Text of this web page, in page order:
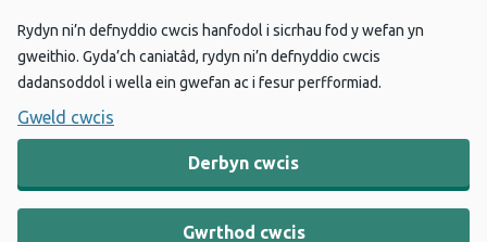
Rydyn ni’n defnyddio cwcis hanfodol i sicrhau fod y wefan yn
gweithio. Gyda’ch caniatâd, rydyn ni’n defnyddio cwcis
dadansoddol i wella ein gwefan ac i fesur perfformiad.
Gweld cwcis
Derbyn cwcis
Gwrthod cwcis